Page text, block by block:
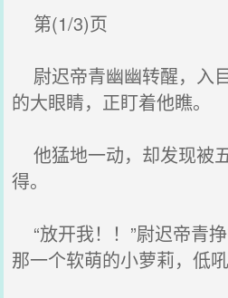
第(1/3)页
尉迟帝青幽幽转醒，入
的大眼睛，正盯着他瞧。
他猛地一动，却发现被
得。
“放开我！！”尉迟帝青
那一个软萌的小萝莉，低吼